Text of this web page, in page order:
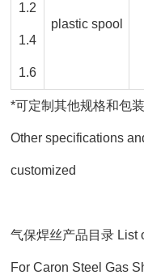
1.2
1.4
1.6
plastic spool
*可定制其他规格和包
Other specifications
customized
气保焊丝产品目录 List
For Caron Steel Gas